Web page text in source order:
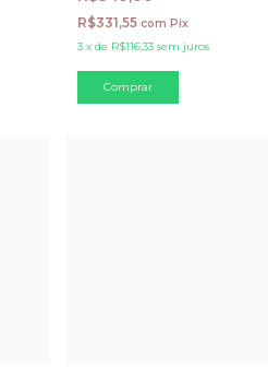
R$331,55 com Pix
3 x de R$116,33 sem juros